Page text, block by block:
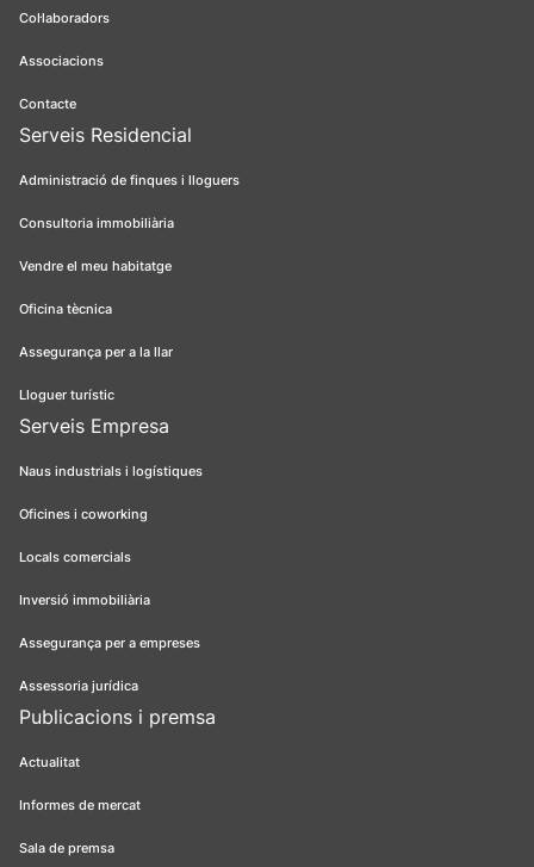
Col·laboradors
Associacions
Contacte
Serveis Residencial
Administració de finques i lloguers
Consultoria immobiliària
Vendre el meu habitatge
Oficina tècnica
Assegurança per a la llar
Lloguer turístic
Serveis Empresa
Naus industrials i logístiques
Oficines i coworking
Locals comercials
Inversió immobiliària
Assegurança per a empreses
Assessoria jurídica
Publicacions i premsa
Actualitat
Informes de mercat
Sala de premsa